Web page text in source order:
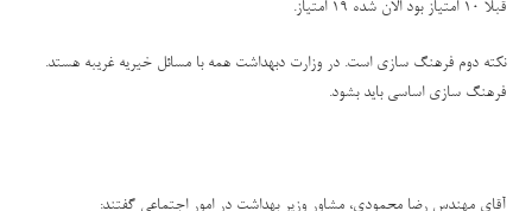
قبلا ۱۰ امتیاز بود الان شده ۱۹ امتیاز .
نکته دوم فرهنگ سازی است. در وزارت دبهداشت همه با مسائل خیریه غریبه هستد.
فرهنگ سازی اساسی باید بشود.
آقای مهندس رضا محمودی، مشاور وزیر بهداشت در امور اجتماعی گفتند: